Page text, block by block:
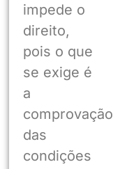
impede o
direito,
pois o que
se exige é
a
comprovação
das
condições